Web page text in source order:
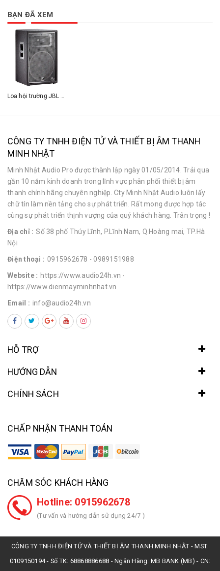
BẠN ĐÃ XEM
Loa hội trường JBL JRX215
CÔNG TY TNHH ĐIỆN TỬ VÀ THIẾT BỊ ÂM THANH
MINH NHẬT
Minh Nhật Audio Pro được thành lập ngày 01/05/2014. Trải qua
gần 10 năm kinh doanh trong lĩnh vực phân phối thiết bị âm
thanh chính hãng chuyên nghiệp. Cty Minh Nhật Audio luôn lấy
chữ tín làm nền tảng cho sự phát triển. Rất mong được hợp tác
cùng sự phát triển thịnh vượng của quý khách hàng. Trân trọng !
Địa chỉ : Số 38 phố Thúy Lĩnh, P.Lĩnh Nam, Q.Hoàng mai, TP.Hà
Nội
Điện thoại : 0915962678 - 0989151988
Website : https://www.audio24h.vn -
https://www.dienmayminhnhat.vn
Email : info@audio24h.vn
HỖ TRỢ
HƯỚNG DẪN
CHÍNH SÁCH
CHẤP NHẬN THANH TOÁN
CHĂM SÓC KHÁCH HÀNG
Hotline: 0915962678
(Tư vấn và hướng dẫn sử dụng 24/7 )
CÔNG TY TNHH ĐIỆN TỬ VÀ THIẾT BỊ ÂM THANH MINH NHẬT - MST:
0109150194 - Số TK: 68868886688 - Ngân Hàng: MB BANK (MB) - CN: